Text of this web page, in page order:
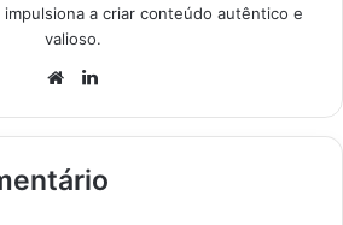
a criar conteúdo autêntico e
valioso.
Website